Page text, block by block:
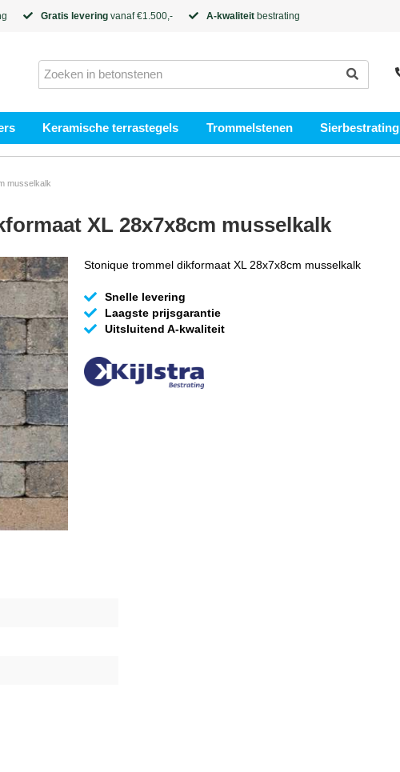
Gratis levering vanaf €1.500,- A-kwaliteit bestrating
Keramische terrastegels Trommelstenen Sierbestrating
musselkalk
XL 28x7x8cm musselkalk
Stonique trommel dikformaat XL 28x7x8cm musselkalk
Snelle levering
Laagste prijsgarantie
Uitsluitend A-kwaliteit